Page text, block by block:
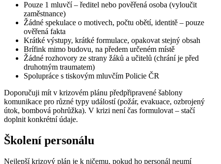
Pouze 1 mluvčí – ředitel nebo pověřená osoba (vyloučit
zaměstnance)
Žádné spekulace o motivech, počtu obětí, identitě – pouze
ověřená fakta
Krátké výstupy, krátké formulace, opakovat stejný obsah
Brífink mimo budovu, na předem určeném místě
Žádné rozhovory ze strany žáků a učitelů (chrání je před
druhotným traumatem)
Spolupráce s tiskovým mluvčím Policie ČR
Doporučuji mít v krizovém plánu předpřipravené šablony
komunikace pro různé typy událostí (požár, evakuace, ozbrojený
útok, bombová pohrůžka). V krizi není čas formulovat – stačí
doplnit konkrétní údaje.
Školení personálu
Nejlepší krizový plán je k ničemu, pokud ho personál neumí